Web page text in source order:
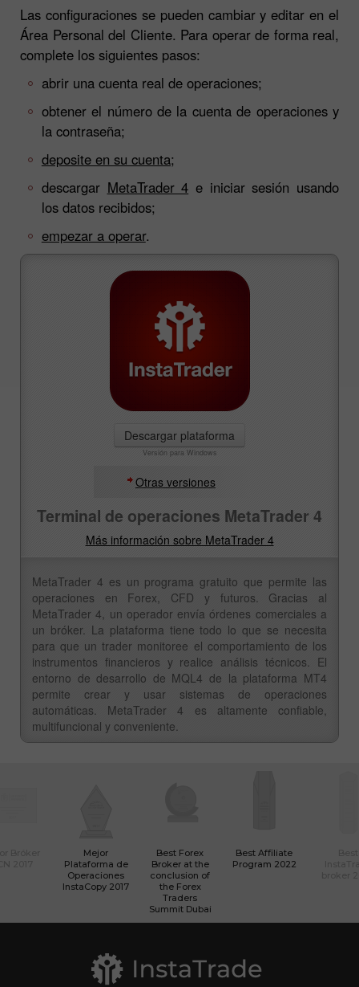
Las configuraciones se pueden cambiar y editar en el
Área Personal del Cliente. Para operar de forma real,
complete los siguientes pasos:
abrir una cuenta real de operaciones;
obtener el número de la cuenta de operaciones y
la contraseña;
deposite en su cuenta;
descargar MetaTrader 4 e iniciar sesión usando
los datos recibidos;
empezar a operar.
Descargar plataforma
Versión para Windows
Otras versiones
Terminal de operaciones MetaTrader 4
Más información sobre MetaTrader 4
MetaTrader 4 es un programa gratuito que permite las
operaciones en Forex, CFD y futuros. Gracias al
MetaTrader 4, un operador envía órdenes comerciales a
un bróker. La plataforma tiene todo lo que se necesita
para que un trader monitoree el comportamiento de los
instrumentos financieros y realice análisis técnicos. El
entorno de desarrollo de MQL4 de la plataforma MT4
permite crear y usar sistemas de operaciones
automáticas. MetaTrader 4 es altamente confiable,
multifuncional y conveniente.
Mejor
Plataforma de
Operaciones
InstaCopy 2017
Best Forex
Broker at the
conclusion of
the Forex
Traders
Summit Dubai
Best Affiliate
Program 2022